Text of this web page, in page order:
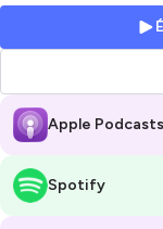
Tu es au bon endroit !
de
toutappuyé par les
booster ton
intelligemment
Apple Podcasts
Spotify